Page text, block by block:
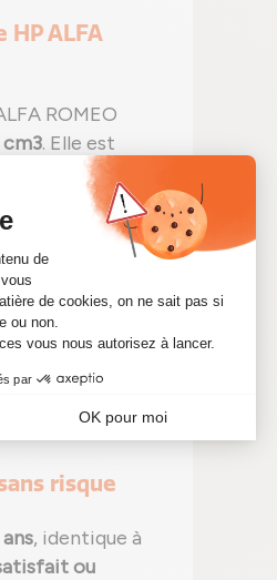
ALFA
ROMEO
cm3. Elle est
C5.000, 940
940 C4.000,
198 A6.000,
263 A7.000,
55260384,
20 FD
, assurant
risque
, identique à
ou